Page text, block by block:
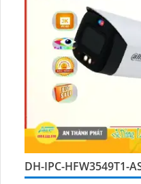
DH-IPC-HFW3549T1-